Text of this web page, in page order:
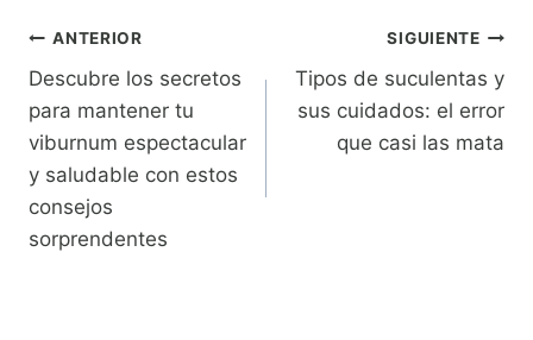
Navegación
de
entradas
ANTERIOR
Descubre los secretos
para mantener tu
viburnum espectacular
y saludable con estos
consejos
sorprendentes
SIGUIENTE
Tipos de suculentas y
sus cuidados: el error
que casi las mata